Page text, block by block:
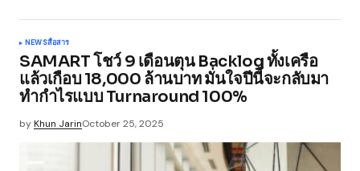
NEWSสื่อสาร
SAMART โชว์ 9 เดือนตุน Backlog ทั้งเครือ
แล้วเกือบ 18,000 ล้านบาท มั่นใจปีนี้จะกลับมา
ทำกำไรแบบ Turnaround 100%
byKhun JarinOctober 25, 2025